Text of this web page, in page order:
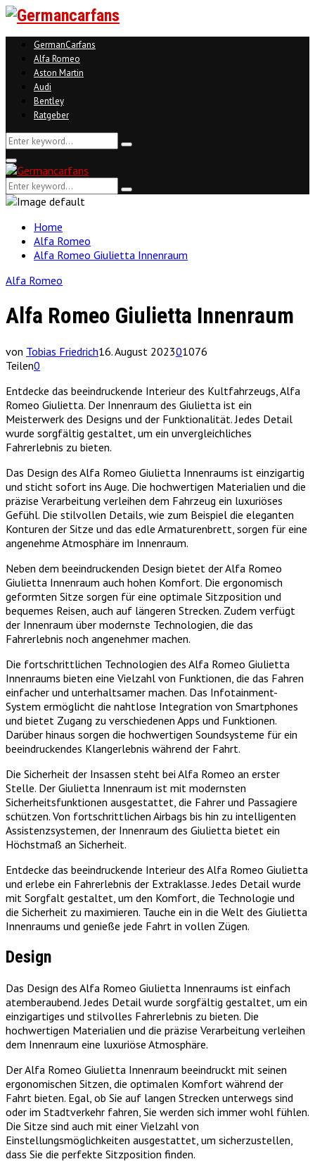
GermanCarfans
Alfa Romeo
Aston Martin
Audi
Bentley
Ratgeber
Search
for:
Search
Facebook
Twitter
Linkedin
Youtube
Primary
Menu
Search
for:
Search
Home
Alfa Romeo
Alfa Romeo Giulietta Innenraum
Alfa Romeo
Alfa Romeo Giulietta Innenraum
von Tobias Friedrich16. August 202301076
Teilen0
Entdecke das beeindruckende Interieur des Kultfahrzeugs, Alfa
Romeo Giulietta. Der Innenraum des Giulietta ist ein
Meisterwerk des Designs und der Funktionalität. Jedes Detail
wurde sorgfältig gestaltet, um ein unvergleichliches
Fahrerlebnis zu bieten.
Das Design des Alfa Romeo Giulietta Innenraums ist einzigartig
und sticht sofort ins Auge. Die hochwertigen Materialien und die
präzise Verarbeitung verleihen dem Fahrzeug ein luxuriöses
Gefühl. Die stilvollen Details, wie zum Beispiel die eleganten
Konturen der Sitze und das edle Armaturenbrett, sorgen für eine
angenehme Atmosphäre im Innenraum.
Neben dem beeindruckenden Design bietet der Alfa Romeo
Giulietta Innenraum auch hohen Komfort. Die ergonomisch
geformten Sitze sorgen für eine optimale Sitzposition und
bequemes Reisen, auch auf längeren Strecken. Zudem verfügt
der Innenraum über modernste Technologien, die das
Fahrerlebnis noch angenehmer machen.
Die fortschrittlichen Technologien des Alfa Romeo Giulietta
Innenraums bieten eine Vielzahl von Funktionen, die das Fahren
einfacher und unterhaltsamer machen. Das Infotainment-
System ermöglicht die nahtlose Integration von Smartphones
und bietet Zugang zu verschiedenen Apps und Funktionen.
Darüber hinaus sorgen die hochwertigen Soundsysteme für ein
beeindruckendes Klangerlebnis während der Fahrt.
Die Sicherheit der Insassen steht bei Alfa Romeo an erster
Stelle. Der Giulietta Innenraum ist mit modernsten
Sicherheitsfunktionen ausgestattet, die Fahrer und Passagiere
schützen. Von fortschrittlichen Airbags bis hin zu intelligenten
Assistenzsystemen, der Innenraum des Giulietta bietet ein
Höchstmaß an Sicherheit.
Entdecke das beeindruckende Interieur des Alfa Romeo Giulietta
und erlebe ein Fahrerlebnis der Extraklasse. Jedes Detail wurde
mit Sorgfalt gestaltet, um den Komfort, die Technologie und
die Sicherheit zu maximieren. Tauche ein in die Welt des Giulietta
Innenraums und genieße jede Fahrt in vollen Zügen.
Design
Das Design des Alfa Romeo Giulietta Innenraums ist einfach
atemberaubend. Jedes Detail wurde sorgfältig gestaltet, um ein
einzigartiges und stilvolles Fahrerlebnis zu bieten. Die
hochwertigen Materialien und die präzise Verarbeitung verleihen
dem Innenraum eine luxuriöse Atmosphäre.
Der Alfa Romeo Giulietta Innenraum beeindruckt mit seinen
ergonomischen Sitzen, die optimalen Komfort während der
Fahrt bieten. Egal, ob Sie auf langen Strecken unterwegs sind
oder im Stadtverkehr fahren, Sie werden sich immer wohl fühlen.
Die Sitze sind auch mit einer Vielzahl von
Einstellungsmöglichkeiten ausgestattet, um sicherzustellen,
dass Sie die perfekte Sitzposition finden.